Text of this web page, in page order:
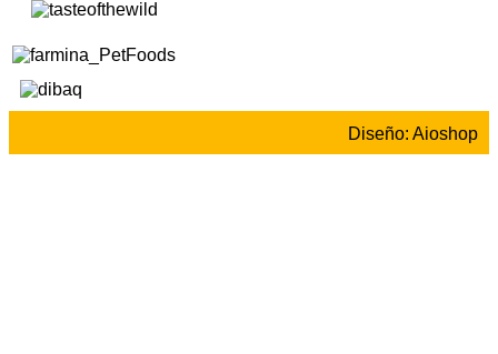
Diseño: Aioshop